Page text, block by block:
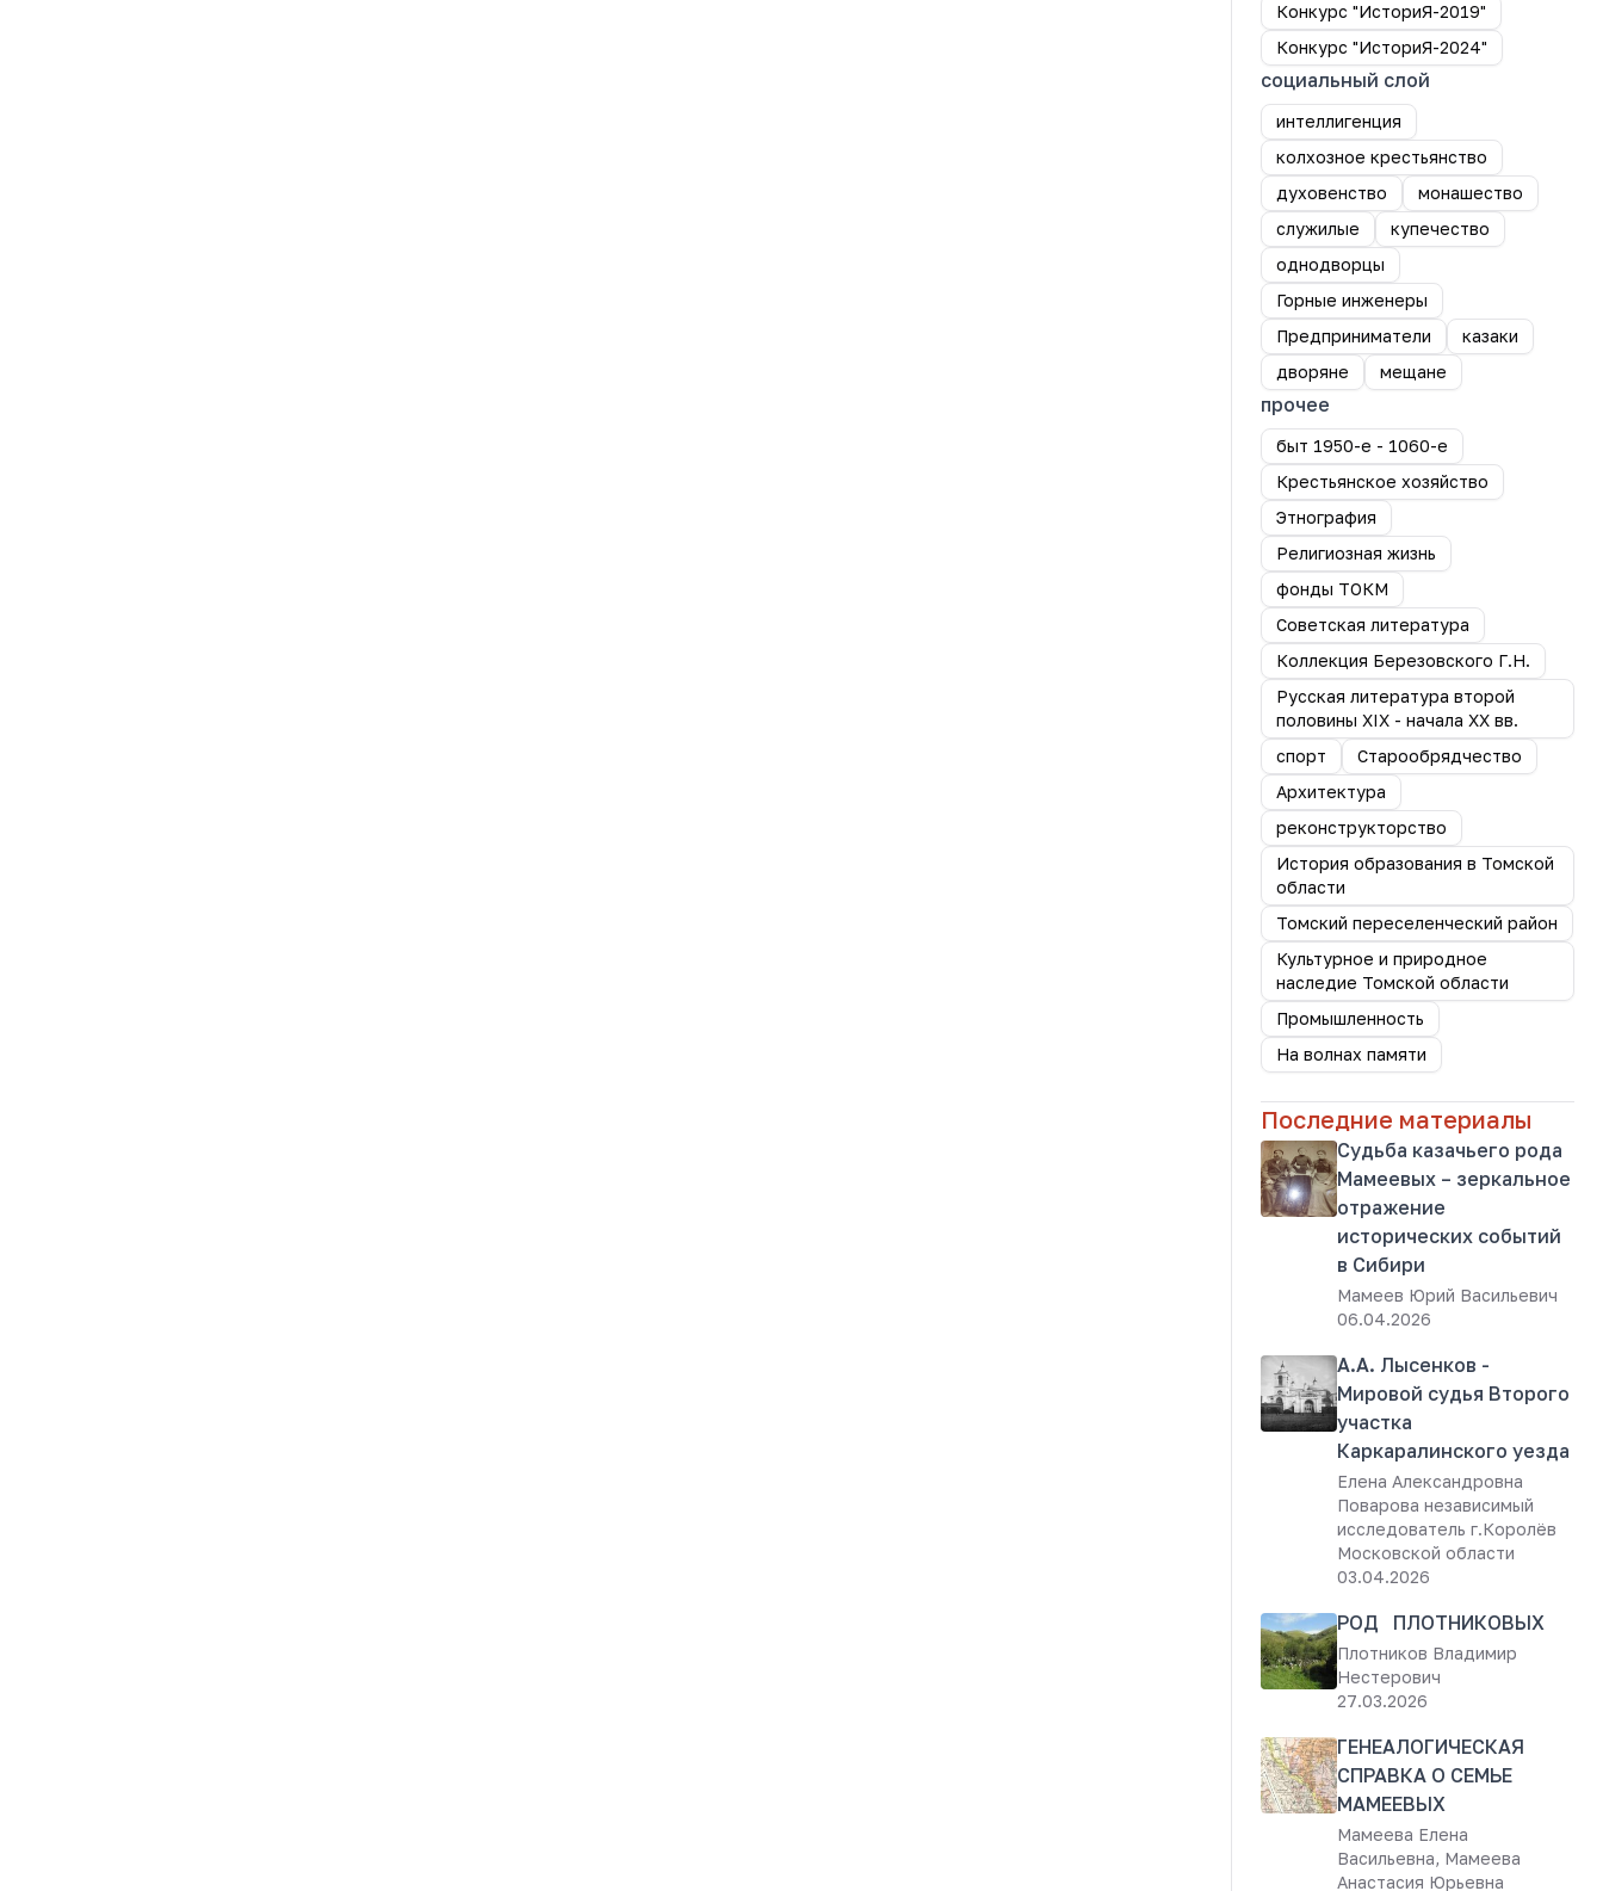
Конкурс "ИсториЯ-2019"
Конкурс "ИсториЯ-2024"
социальный слой
интеллигенция
колхозное крестьянство
духовенство
монашество
служилые
купечество
однодворцы
Горные инженеры
Предприниматели
казаки
дворяне
мещане
прочее
быт 1950-е - 1060-е
Крестьянское хозяйство
Этнография
Религиозная жизнь
фонды ТОКМ
Советская литература
Коллекция Березовского Г.Н.
Русская литература второй
половины XIX - начала XX вв.
спорт
Старообрядчество
Архитектура
реконструкторство
История образования в Томской
области
Томский переселенческий район
Культурное и природное
наследие Томской области
Промышленность
На волнах памяти
Последние материалы
Судьба казачьего рода
Мамеевых – зеркальное
отражение
исторических событий
в Сибири
Мамеев Юрий Васильевич
06.04.2026
А.А. Лысенков -
Мировой судья Второго
участка
Каркаралинского уезда
Елена Александровна
Поварова независимый
исследователь г.Королёв
Московской области
03.04.2026
РОД ПЛОТНИКОВЫХ
Плотников Владимир
Нестерович
27.03.2026
ГЕНЕАЛОГИЧЕСКАЯ
СПРАВКА О СЕМЬЕ
МАМЕЕВЫХ
Мамеева Елена
Васильевна, Мамеева
Анастасия Юрьевна